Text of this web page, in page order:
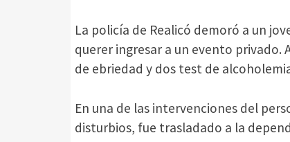
La policía de Realicó demoró a un
querer ingresar a un evento privado.
de ebriedad y dos test de
En una de las intervenciones del
disturbios, fue trasladado a la